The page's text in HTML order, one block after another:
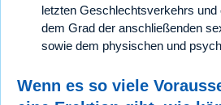
letzten Geschlechtsverkehrs und
dem Grad der anschließenden
sowie dem physischen und
Wenn es so viele